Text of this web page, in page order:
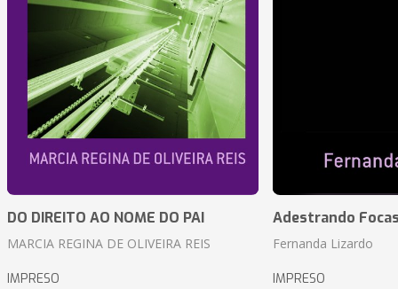
DO DIREITO AO NOME DO PAI
MARCIA REGINA DE OLIVEIRA REIS
IMPRESO
Adestrando
Fernanda Lizardo
IMPRESO